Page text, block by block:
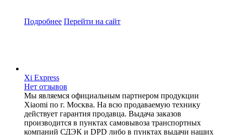
Подробнее Перейти на сайт
Xi Express
Нет отзывов
Мы являемся официальным партнером продукции
Xiaomi по г. Москва. На всю продаваемую технику
действует гарантия продавца. Выдача заказов
производится в пунктах самовывоза транспортных
компаний СДЭК и DPD либо в пунктах выдачи наших